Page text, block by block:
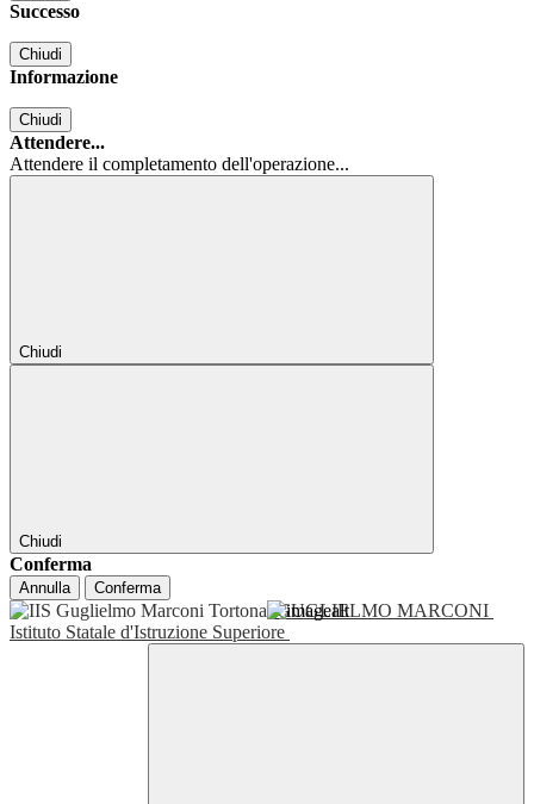
Successo
Chiudi
Informazione
Chiudi
Attendere...
Attendere il completamento dell'operazione...
Chiudi
Chiudi
Conferma
Annulla Conferma
GUGLIELMO MARCONI
Istituto Statale d'Istruzione Superiore